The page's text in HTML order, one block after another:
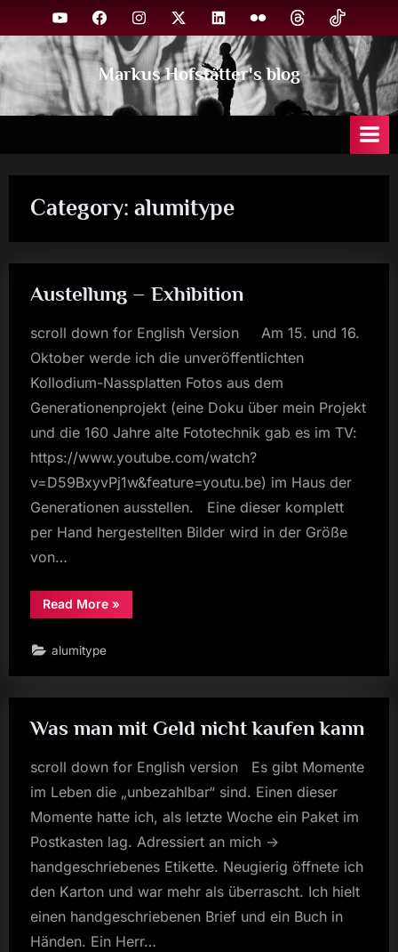
to
content
YouTubeFacebookInstagram
X LinkedinFlickr ThreadsTikTok
Markus Hofstätter's blog
Category: alumitype
Austellung – Exhibition
scroll down for English Version Am 15. und 16.
Oktober werde ich die unveröffentlichten
Kollodium-Nassplatten Fotos aus dem
Generationenprojekt (eine Doku über mein Projekt
und die 160 Jahre alte Fototechnik gab es im TV:
https://www.youtube.com/watch?
v=D59BxyvPj1w&feature=youtu.be) im Haus der
Generationen ausstellen. Eine dieser komplett
per Hand hergestellten Bilder wird in der Größe
von…
Read More“Austellung
–
»
alumitype
Was man mit Geld nicht kaufen kann
scroll down for English version Es gibt Momente
im Leben die „unbezahlbar“ sind. Einen dieser
Momente hatte ich, als letzte Woche ein Paket im
Postkasten lag. Adressiert an mich ->
handgeschriebenes Etikette. Neugierig öffnete ich
den Karton und war mehr als überrascht. Ich hielt
einen handgeschriebenen Brief und ein Buch in
Händen. Ein Herr…